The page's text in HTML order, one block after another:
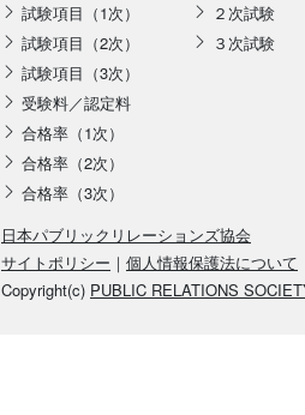
試験項目（1次）
試験項目（2次）
試験項目（3次）
受験料／認定料
合格率（1次）
合格率（2次）
合格率（3次）
２次試験
３次試験
日本パブリックリレーションズ協会
サイトポリシー ｜ 個人情報保護法について
Copyright(c) PUBLIC RELATIONS